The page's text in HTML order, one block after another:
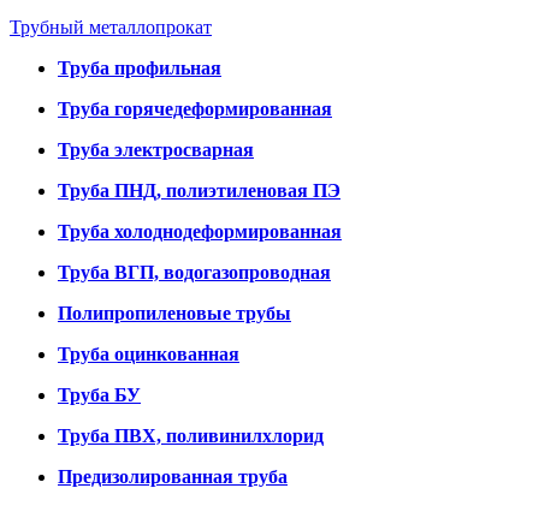
Трубный металлопрокат
Труба профильная
Труба горячедеформированная
Труба электросварная
Труба ПНД, полиэтиленовая ПЭ
Труба холоднодеформированная
Труба ВГП, водогазопроводная
Полипропиленовые трубы
Труба оцинкованная
Труба БУ
Труба ПВХ, поливинилхлорид
Предизолированная труба